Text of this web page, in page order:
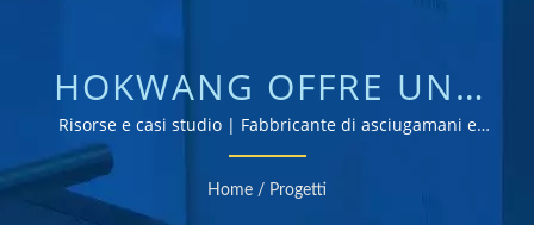
HOKWANG OFFRE UNA
VASTA GAMMA DI
PRODOTTI PER BAGNI
Risorse e casi studio | Fabbricante di asciugamani e
dispenser di sapone certificato ISO 9001 e 14001
Home / Progetti